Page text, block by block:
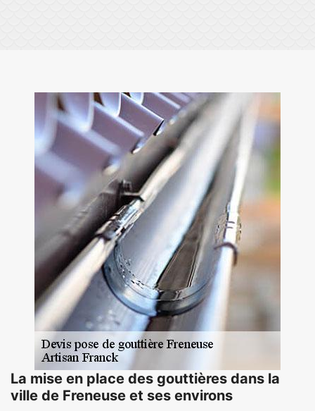
La mise en place des gouttières dans la
ville de Freneuse et ses environs